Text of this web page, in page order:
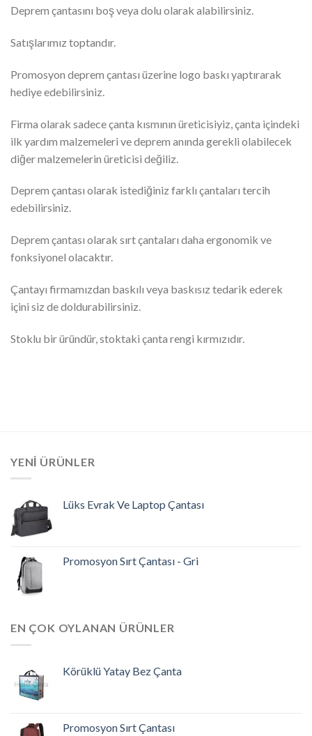
Deprem çantasını boş veya dolu olarak alabilirsiniz.
Satışlarımız toptandır.
Promosyon deprem çantası üzerine logo baskı yaptırarak
hediye edebilirsiniz.
Firma olarak sadece çanta kısmının üreticisiyiz, çanta içindeki
ilk yardım malzemeleri ve deprem anında gerekli olabilecek
diğer malzemelerin üreticisi değiliz.
Deprem çantası olarak istediğiniz farklı çantaları tercih
edebilirsiniz.
Deprem çantası olarak sırt çantaları daha ergonomik ve
fonksiyonel olacaktır.
Çantayı firmamızdan baskılı veya baskısız tedarik ederek
içini siz de doldurabilirsiniz.
Stoklu bir üründür, stoktaki çanta rengi kırmızıdır.
YENI ÜRÜNLER
Lüks Evrak Ve Laptop Çantası
Promosyon Sırt Çantası - Gri
EN ÇOK OYLANAN ÜRÜNLER
Körüklü Yatay Bez Çanta
Promosyon Sırt Çantası